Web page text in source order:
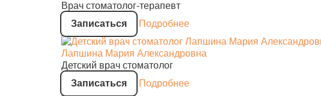
Врач стоматолог-терапевт
Записаться
Подробнее
Лапшина Мария Александровна
Детский врач стоматолог
Записаться
Подробнее